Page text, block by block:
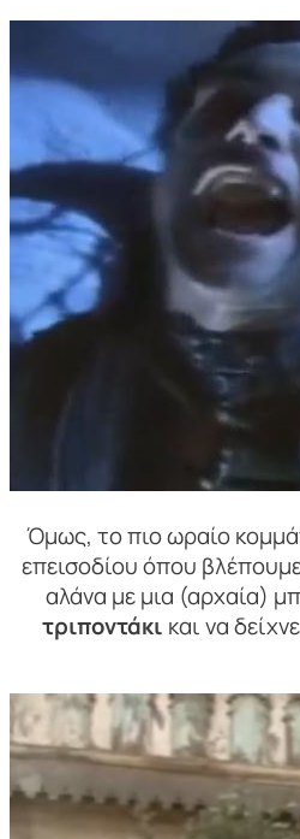
Όμως, το πιο ωραίο
επεισοδίου όπου
αλάνα με μια (αρχαία)
τριποντάκι και να